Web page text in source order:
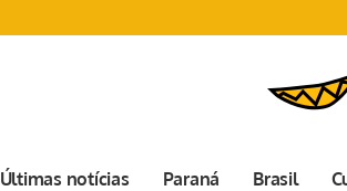
Últimas notícias Paraná Brasil